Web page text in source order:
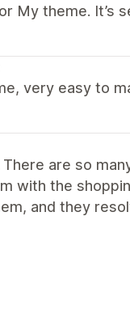
My theme. It’s
very easy to
are so
with the
and they